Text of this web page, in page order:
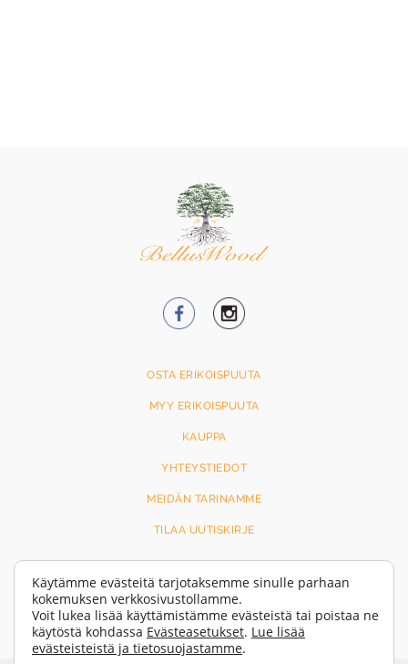
OSTA ERIKOISPUUTA
MYY ERIKOISPUUTA
KAUPPA
YHTEYSTIEDOT
MEIDÄN TARINAMME
TILAA UUTISKIRJE
EVÄSTEET JA TIETOSUOJA
EVÄSTEASETUKSET
Käytämme evästeitä tarjotaksemme sinulle parhaan
kokemuksen verkkosivustollamme.
Voit lukea lisää käyttämistämme evästeistä tai poistaa ne
käytöstä kohdassa Evästeasetukset. Lue lisää
evästeisteistä ja tietosuojastamme.